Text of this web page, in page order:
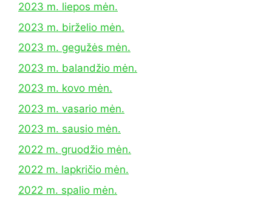
2023 m. liepos mėn.
2023 m. birželio mėn.
2023 m. gegužės mėn.
2023 m. balandžio mėn.
2023 m. kovo mėn.
2023 m. vasario mėn.
2023 m. sausio mėn.
2022 m. gruodžio mėn.
2022 m. lapkričio mėn.
2022 m. spalio mėn.